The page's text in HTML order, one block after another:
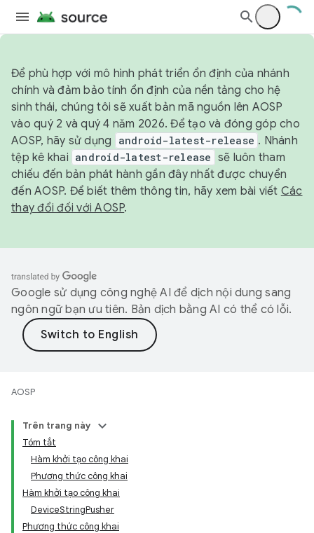
Để phù hợp với mô hình phát triển ổn định của nhánh
chính và đảm bảo tính ổn định của nền tảng cho hệ
sinh thái, chúng tôi sẽ xuất bản mã nguồn lên AOSP
vào quý 2 và quý 4 năm 2026. Để tạo và đóng góp cho
AOSP, hãy sử dụng
android-latest-release . Nhánh
tệp kê khai android-latest-release sẽ luôn tham
chiếu đến bản phát hành gần đây nhất được chuyển
đến AOSP. Để biết thêm thông tin, hãy xem bài viết Các
thay đổi đối với AOSP.
Google sử dụng công nghệ AI để dịch nội dung sang
ngôn ngữ bạn ưu tiên. Bản dịch bằng AI có thể có lỗi.
AOSP
Trên trang này
Tóm tắt
Hàm khởi tạo công khai
Phương thức công khai
Hàm khởi tạo công khai
DeviceStringPusher
Phương thức công khai